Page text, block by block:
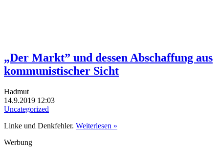
„Der Markt” und dessen Abschaffung aus
kommunistischer Sicht
Hadmut
14.9.2019 12:03
Uncategorized
Linke und Denkfehler. Weiterlesen »
Werbung